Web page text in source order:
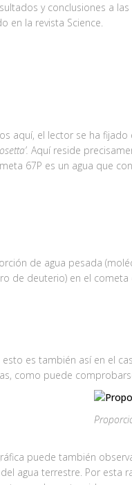
y conclusiones a
en la revista Science.
aquí, el lector se ha
Aquí reside
67P es un agua que
de agua pesada
de deuterio) en el
es también así en el
como puede
puede también
agua terrestre. Por esta